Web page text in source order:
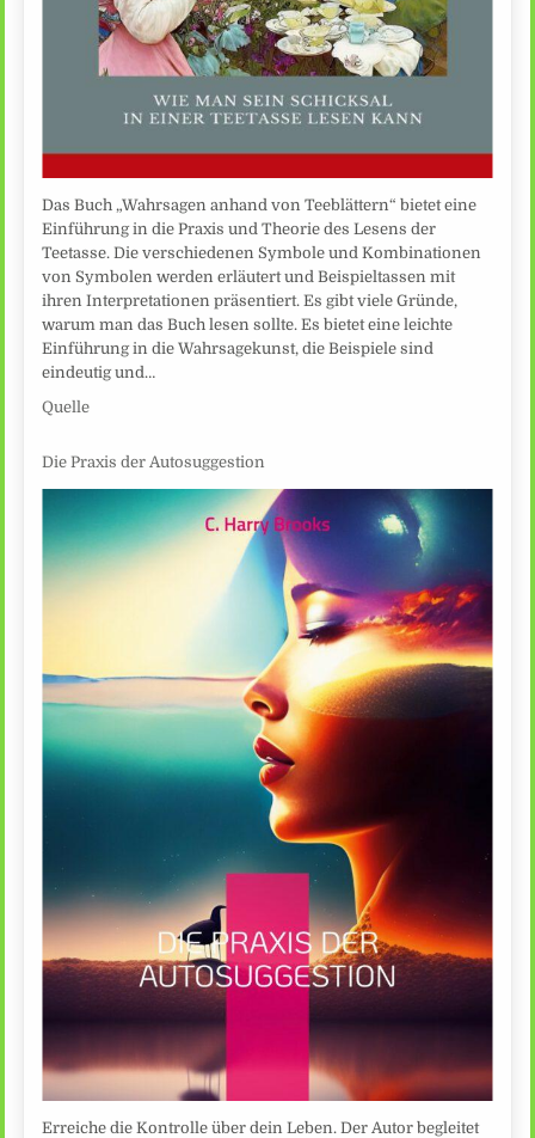
Das Buch „Wahrsagen anhand von Teeblättern“ bietet eine
Einführung in die Praxis und Theorie des Lesens der
Teetasse. Die verschiedenen Symbole und Kombinationen
von Symbolen werden erläutert und Beispieltassen mit
ihren Interpretationen präsentiert. Es gibt viele Gründe,
warum man das Buch lesen sollte. Es bietet eine leichte
Einführung in die Wahrsagekunst, die Beispiele sind
eindeutig und…
Quelle
Die Praxis der Autosuggestion
Erreiche die Kontrolle über dein Leben. Der Autor begleitet